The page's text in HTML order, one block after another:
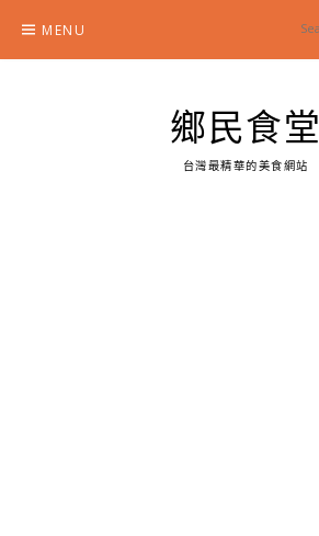
content
MENU
鄉民食堂
台灣最精華的美食網站